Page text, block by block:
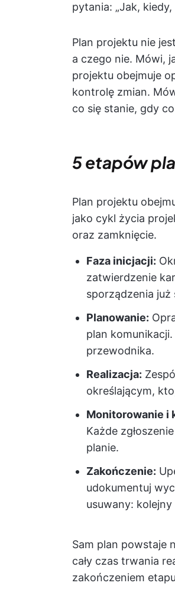
pytania: „Jak,
Plan projektu nie
a czego nie. Mówi,
projektu obejmuje
kontrolę zmian.
co się stanie, gdy
5 etapów
Plan projektu
jako cykl życia
oraz zamknięcie.
Faza inicjacji:
zatwierdzenie
sporządzenia już
Planowanie:
plan
przewodnika.
Realizacja:
określającym,
Monitorowanie i
Każde
planie.
Zakończenie:
udokumentuj
usuwany:
Sam plan powstaje
cały czas trwania
zakończeniem